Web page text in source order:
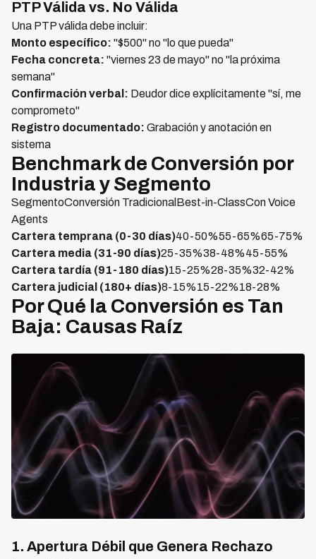
PTP Válida vs. No Válida
Una PTP válida debe incluir:
Monto específico: "$500" no "lo que pueda"
Fecha concreta: "viernes 23 de mayo" no "la próxima
semana"
Confirmación verbal: Deudor dice explícitamente "sí, me
comprometo"
Registro documentado: Grabación y anotación en
sistema
Benchmark de Conversión por
Industria y Segmento
SegmentoConversión TradicionalBest-in-ClassCon Voice
Agents
Cartera temprana (0-30 días)40-50%55-65%65-75%
Cartera media (31-90 días)25-35%38-48%45-55%
Cartera tardía (91-180 días)15-25%28-35%32-42%
Cartera judicial (180+ días)8-15%15-22%18-28%
Por Qué la Conversión es Tan
Baja: Causas Raíz
1. Apertura Débil que Genera Rechazo